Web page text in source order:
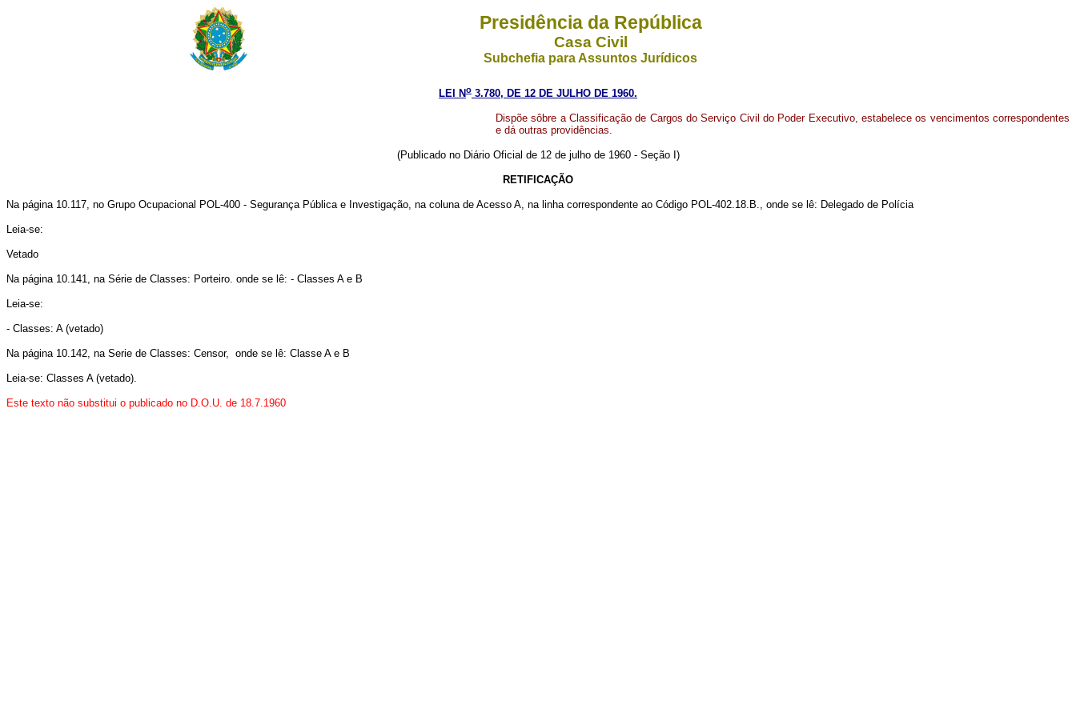
Presidência da República
Casa Civil
Subchefia para Assuntos Jurídicos
LEI No 3.780, DE 12 DE JULHO DE 1960.
Dispõe sôbre a Classificação de Cargos do Serviço Civil do Poder Executivo, estabelece os vencimentos correspondentes
e dá outras providências.
(Publicado no Diário Oficial de 12 de julho de 1960 - Seção I)
RETIFICAÇÃO
Na página 10.117, no Grupo Ocupacional POL-400 - Segurança Pública e Investigação, na coluna de Acesso A, na linha correspondente ao Código POL-402.18.B., onde se lê: Delegado de Polícia
Leia-se:
Vetado
Na página 10.141, na Série de Classes: Porteiro. onde se lê: - Classes A e B
Leia-se:
- Classes: A (vetado)
Na página 10.142, na Serie de Classes: Censor, onde se lê: Classe A e B
Leia-se: Classes A (vetado).
Este texto não substitui o publicado no D.O.U. de 18.7.1960